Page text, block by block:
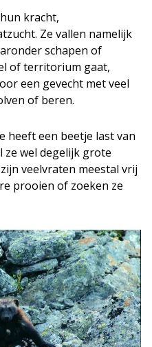
kracht,
Ze vallen namelijk
schapen of
of territorium gaat,
een gevecht met veel
of beren.
heeft een beetje last van
ze wel degelijk grote
veelvraten meestal vrij
prooien of zoeken ze